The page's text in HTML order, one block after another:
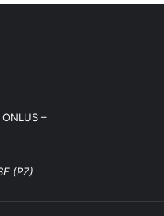
ONLUS –
(PZ)